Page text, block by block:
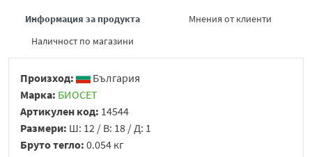
Информация за продукта
Мнения от клиенти
Наличност по магазини
Произход:
България
Марка: БИОСЕТ
Артикулен код: 14544
Размери: Ш: 12 / В: 18 / Д: 1
Бруто тегло: 0.054 кг